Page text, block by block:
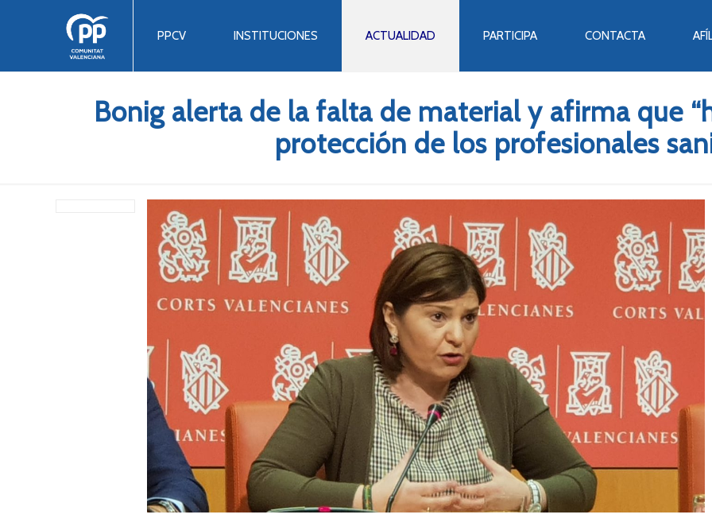
PPCV INSTITUCIONES ACTUALIDAD PARTICIPA CONTACTA
Bonig alerta de la falta de material y afirma que
protección de los profesionales